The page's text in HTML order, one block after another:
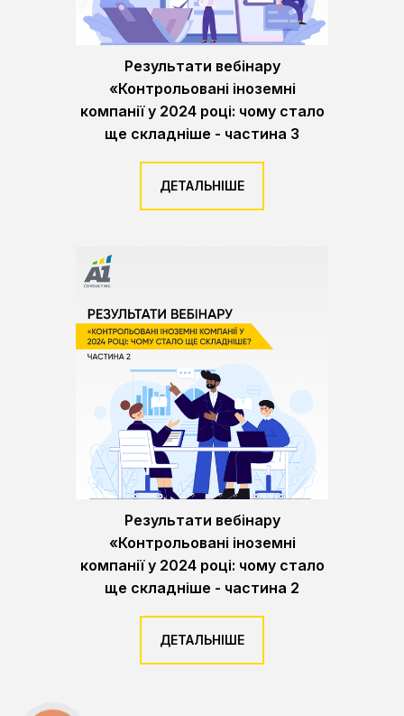
Результати вебінару
«Контрольовані іноземні
компанії у 2024 році: чому стало
ще складніше - частина 3
ДЕТАЛЬНІШЕ
Результати вебінару
«Контрольовані іноземні
компанії у 2024 році: чому стало
ще складніше - частина 2
ДЕТАЛЬНІШЕ